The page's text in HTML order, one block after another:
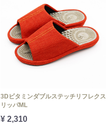
3Dビタミンダブルステッチリフレクス
リッパML
¥ 2,310